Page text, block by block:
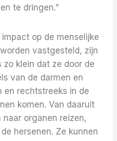
te dringen.”
op de menselijke
vastgesteld, zijn
klein dat ze door de
van de darmen en
en rechtstreeks in de
komen. Van daaruit
organen reizen,
hersenen. Ze kunnen